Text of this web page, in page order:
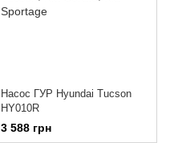
Насос ГУР Hyundai Tucson
HY010R
3 588 грн